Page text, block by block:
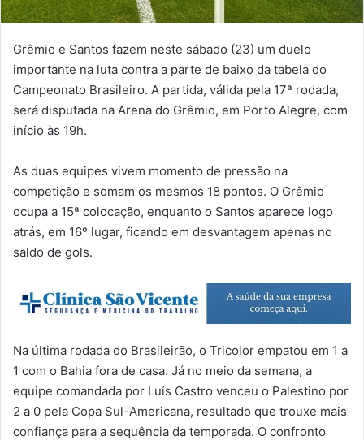
Grêmio e Santos fazem neste sábado (23) um duelo
importante na luta contra a parte de baixo da tabela do
Campeonato Brasileiro. A partida, válida pela 17ª rodada,
será disputada na Arena do Grêmio, em Porto Alegre, com
início às 19h.
As duas equipes vivem momento de pressão na
competição e somam os mesmos 18 pontos. O Grêmio
ocupa a 15ª colocação, enquanto o Santos aparece logo
atrás, em 16º lugar, ficando em desvantagem apenas no
saldo de gols.
Na última rodada do Brasileirão, o Tricolor empatou em 1 a
1 com o Bahia fora de casa. Já no meio da semana, a
equipe comandada por Luís Castro venceu o Palestino por
2 a 0 pela Copa Sul-Americana, resultado que trouxe mais
confiança para a sequência da temporada. O confronto